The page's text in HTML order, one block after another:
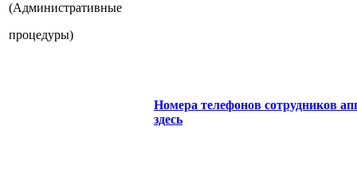
(Административные
процедуры)
Номера телефонов сотрудников
здесь